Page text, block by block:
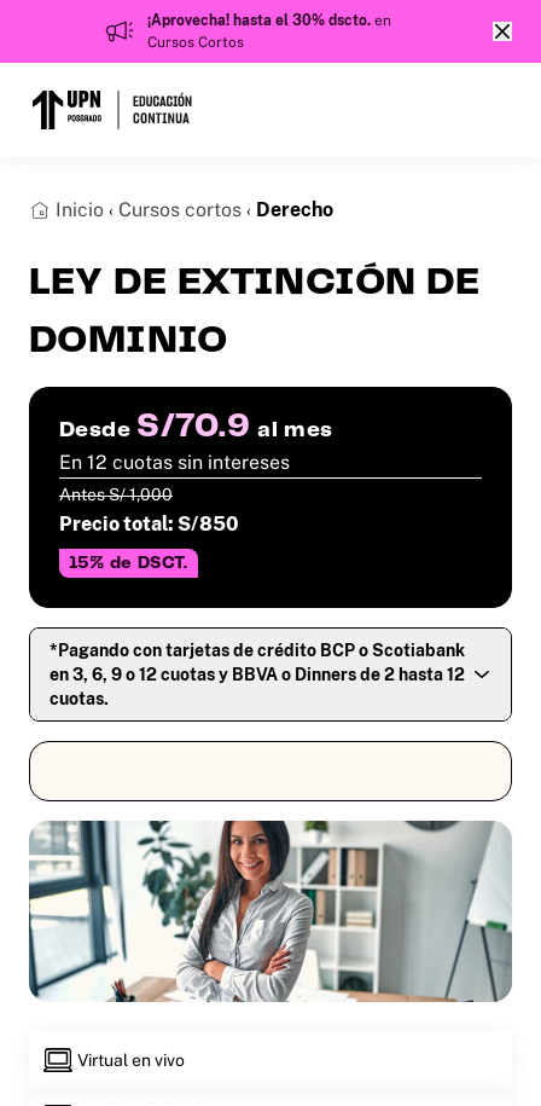
¡Aprovecha! hasta el 30% dscto. en
Cursos Cortos
Inicio ‹ Cursos cortos ‹ Derecho
LEY DE EXTINCIÓN DE
DOMINIO
Virtual en vivo
Desde S/70.9 al mes
En 12 cuotas sin intereses
Antes S/ 1,000
Precio total: S/850
15% de DSCT.
*Pagando con tarjetas de crédito BCP o Scotiabank
en 3, 6, 9 o 12 cuotas y BBVA o Dinners de 2 hasta 12
cuotas.